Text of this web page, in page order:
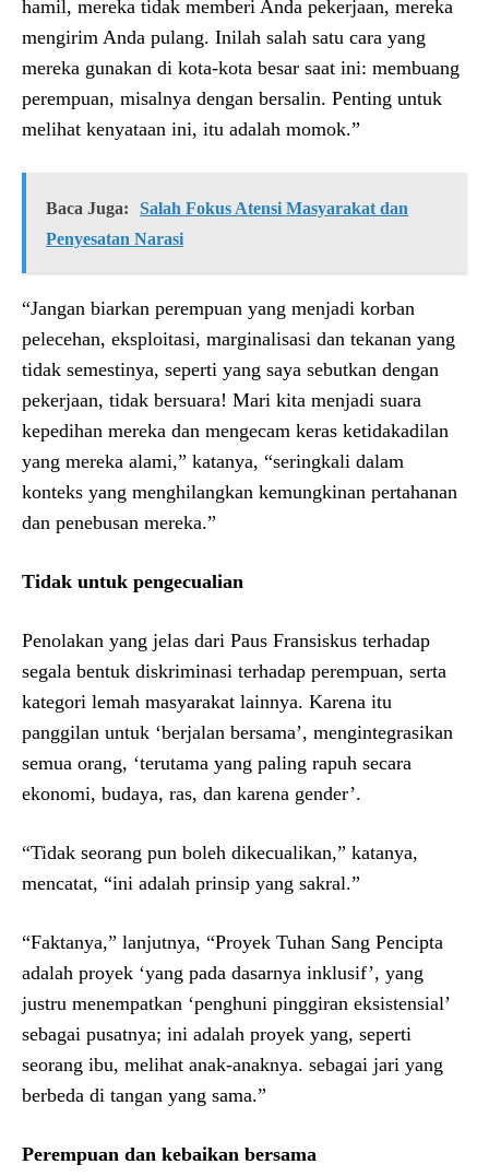
hamil, mereka tidak memberi Anda pekerjaan, mereka
mengirim Anda pulang. Inilah salah satu cara yang
mereka gunakan di kota-kota besar saat ini: membuang
perempuan, misalnya dengan bersalin. Penting untuk
melihat kenyataan ini, itu adalah momok.”
Baca Juga:
Salah Fokus Atensi Masyarakat dan
Penyesatan Narasi
“Jangan biarkan perempuan yang menjadi korban
pelecehan, eksploitasi, marginalisasi dan tekanan yang
tidak semestinya, seperti yang saya sebutkan dengan
pekerjaan, tidak bersuara! Mari kita menjadi suara
kepedihan mereka dan mengecam keras ketidakadilan
yang mereka alami,” katanya, “seringkali dalam
konteks yang menghilangkan kemungkinan pertahanan
dan penebusan mereka.”
Tidak untuk pengecualian
Penolakan yang jelas dari Paus Fransiskus terhadap
segala bentuk diskriminasi terhadap perempuan, serta
kategori lemah masyarakat lainnya. Karena itu
panggilan untuk ‘berjalan bersama’, mengintegrasikan
semua orang, ‘terutama yang paling rapuh secara
ekonomi, budaya, ras, dan karena gender’.
“Tidak seorang pun boleh dikecualikan,” katanya,
mencatat, “ini adalah prinsip yang sakral.”
“Faktanya,” lanjutnya, “Proyek Tuhan Sang Pencipta
adalah proyek ‘yang pada dasarnya inklusif’, yang
justru menempatkan ‘penghuni pinggiran eksistensial’
sebagai pusatnya; ini adalah proyek yang, seperti
seorang ibu, melihat anak-anaknya. sebagai jari yang
berbeda di tangan yang sama.”
Perempuan dan kebaikan bersama